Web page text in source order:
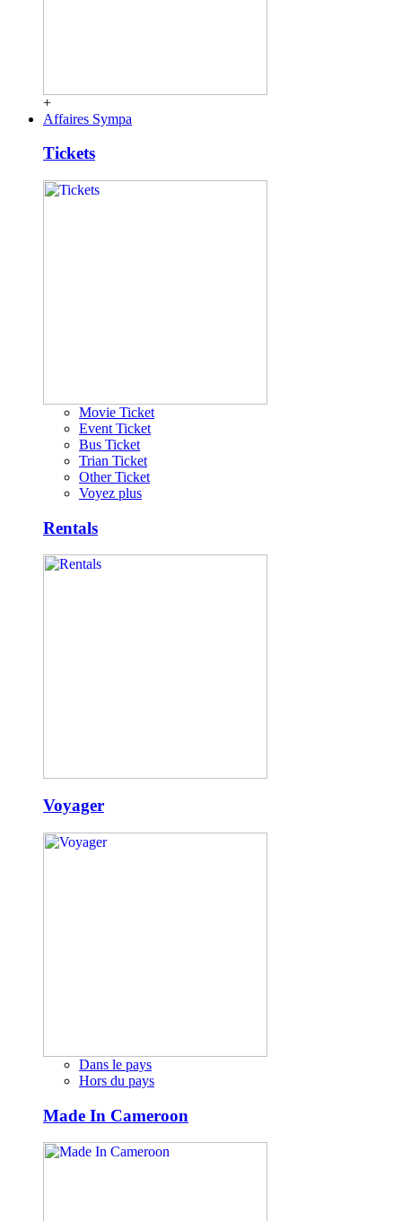
+
Affaires Sympa
Tickets
Movie Ticket
Event Ticket
Bus Ticket
Trian Ticket
Other Ticket
Voyez plus
Rentals
Voyager
Dans le pays
Hors du pays
Made In Cameroon